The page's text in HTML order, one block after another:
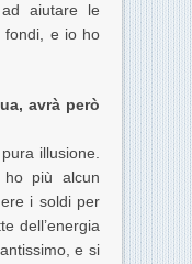
aiutare le
fondi, e io ho
avrà però
illusione.
più alcun
i soldi per
dell’energia
e si